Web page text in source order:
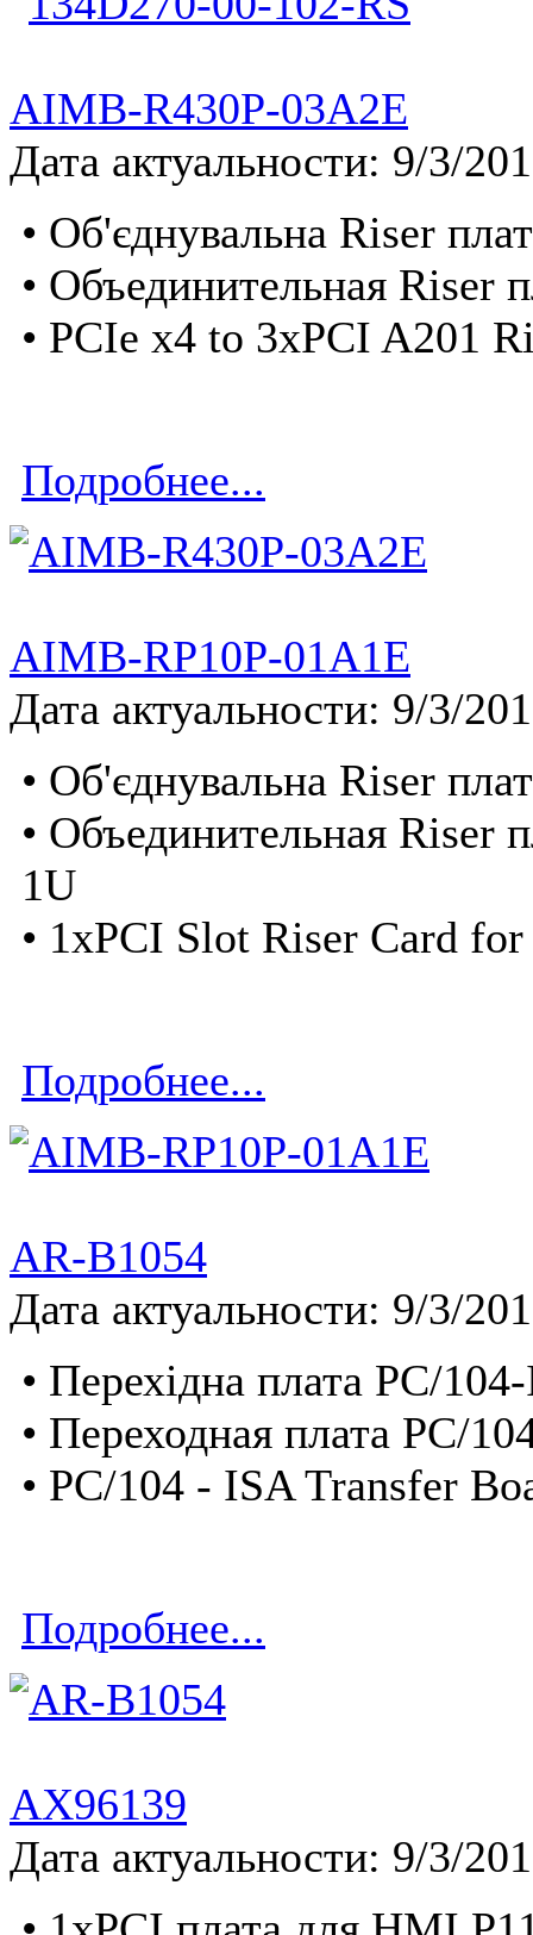
AIMB-R430P-03A2E
Дата актуальности: 9/3/
• Об'єднувальна Riser
• Объединительная Riser
• PCIe x4 to 3xPCI A201
Подробнее...
AIMB-RP10P-01A1E
Дата актуальности: 9/3/
• Об'єднувальна Riser
• Объединительная Riser
1U
• 1xPCI Slot Riser Card
Подробнее...
AR-B1054
Дата актуальности: 9/3/
• Перехідна плата PC/
• Переходная плата PC/
• PC/104 - ISA Transfer
Подробнее...
AX96139
Дата актуальности: 9/3/